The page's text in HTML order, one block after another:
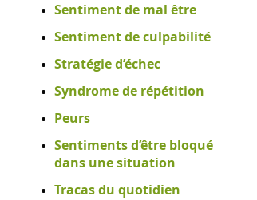
Sentiment de mal être
Sentiment de culpabilité
Stratégie d’échec
Syndrome de répétition
Peurs
Sentiments d’être bloqué
dans une situation
Tracas du quotidien